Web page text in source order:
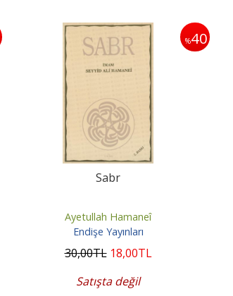
%40
Sabr
Ayetullah Hamaneî
Endişe Yayınları
30,00TL 18,00TL
Satışta değil